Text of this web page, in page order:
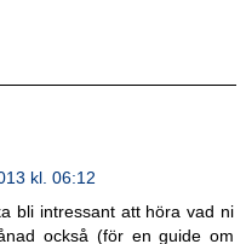
kl. 06:12
bli intressant att höra vad ni
också (för en guide om